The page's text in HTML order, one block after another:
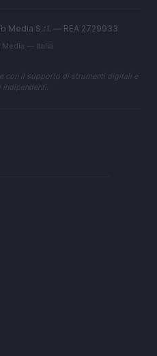
Media S.r.l. — REA 2729933
Media — Italia
con il supporto di strumenti digitali e